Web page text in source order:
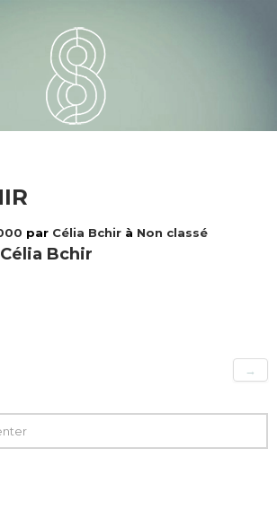
par Célia Bchir à Non classé
Célia Bchir
→